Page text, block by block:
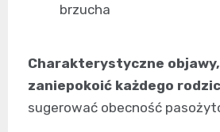
brzucha
Charakterystyczne
zaniepokoić każdego
sugerować obecność